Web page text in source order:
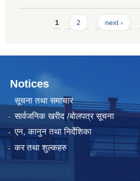
Pages1 2 next ›
Notices
सूचना तथा समाचार
सार्वजनिक खरीद /बोलपत्र सूचना
एन, कानुन तथा निर्देशिका
कर तथा शुल्कहरु